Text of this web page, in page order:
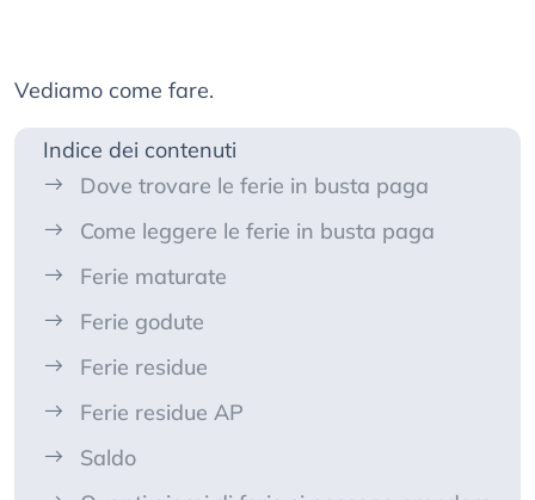
Vediamo come fare.
Indice dei contenuti
Dove trovare le ferie in busta paga
Come leggere le ferie in busta paga
Ferie maturate
Ferie godute
Ferie residue
Ferie residue AP
Saldo